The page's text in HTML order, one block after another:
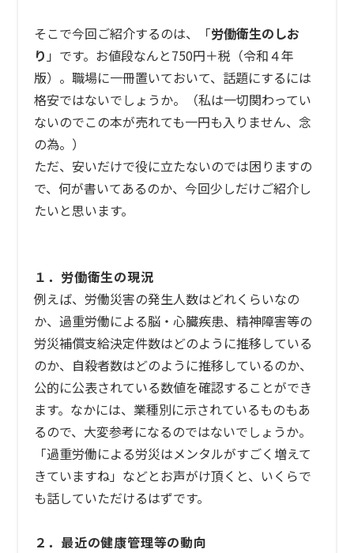
そこで今回ご紹介するのは、「労働衛生のしお
り 」です。お値段なんと750円＋税（令和４年
版）。職場に一冊置いておいて、話題にするには
格安ではないでしょうか。（私は一切関わってい
ないのでこの本が売れても一円も入りません、念
の為。）
ただ、安いだけで役に立たないのでは困りますの
で、何が書いてあるのか、今回少しだけご紹介し
たいと思います。
１．労働衛生の現況
例えば、労働災害の発生人数はどれくらいなの
か、過重労働による脳・心臓疾患、精神障害等の
労災補償支給決定件数はどのように推移している
のか、自殺者数はどのように推移しているのか、
公的に公表されている数値を確認することができ
ます。なかには、業種別に示されているものもあ
るので、大変参考になるのではないでしょうか。
「過重労働による労災はメンタルがすごく増えて
きていますね」などとお声がけ頂くと、いくらで
も話していただけるはずです。
２．最近の健康管理等の動向